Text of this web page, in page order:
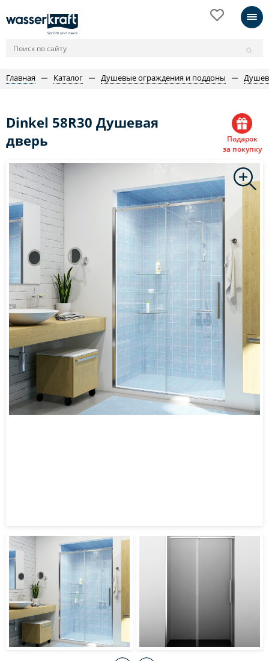
Главная Каталог Душевые ограждения и поддоны
Dinkel 58R30 Душевая
дверь
Подарок
за покупку